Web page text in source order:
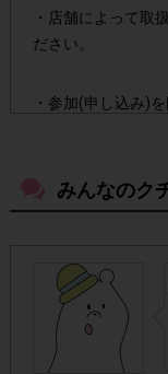
・店舗によって取
ださい。
・参加(申し込み)
・他サイトのテン
回の参加とさせて
・悪質な投稿があ
だくこともあります
・スマートフォン
みんなのク